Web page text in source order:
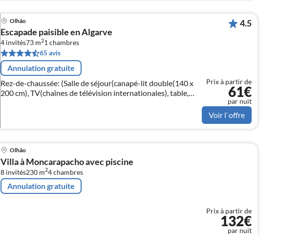
Olhão
Escapade paisible en Algarve
4 invités73 m21chambres
65 avis
Annulation gratuite
Rez-de-chaussée: (Salle de séjour(canapé-lit double(140 x
200 cm), TV(chaînes de télévision internationales), table,
4.5
Prix à partir de
61€
par nuit
Voir l`offre
Olhão
Villa à Moncarapacho avec piscine
8 invités230 m24chambres
Annulation gratuite
Prix à partir de
132€
par nuit